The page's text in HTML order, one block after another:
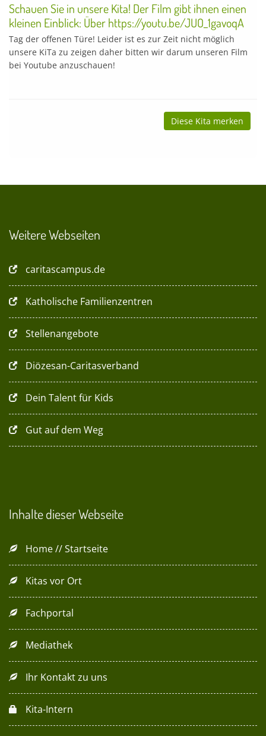
Schauen Sie in unsere Kita! Der Film gibt ihnen einen
kleinen Einblick: Über https://youtu.be/JUO_1gavoqA
Tag der offenen Türe! Leider ist es zur Zeit nicht möglich
unsere KiTa zu zeigen daher bitten wir darum unseren Film
bei Youtube anzuschauen!
Diese Kita merken
Weitere Webseiten
caritascampus.de
Katholische Familienzentren
Stellenangebote
Diözesan-Caritasverband
Dein Talent für Kids
Gut auf dem Weg
Inhalte dieser Webseite
Home // Startseite
Kitas vor Ort
Fachportal
Mediathek
Ihr Kontakt zu uns
Kita-Intern